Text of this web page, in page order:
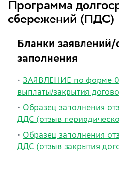
Программа
сбережений (ПДС)
Бланки
заполнения
• ЗАЯВЛЕНИЕ по форме
выплаты/закрытия
• Образец заполнения
ДДС (отзыв
• Образец заполнения
ДДС (отзыв закрытия